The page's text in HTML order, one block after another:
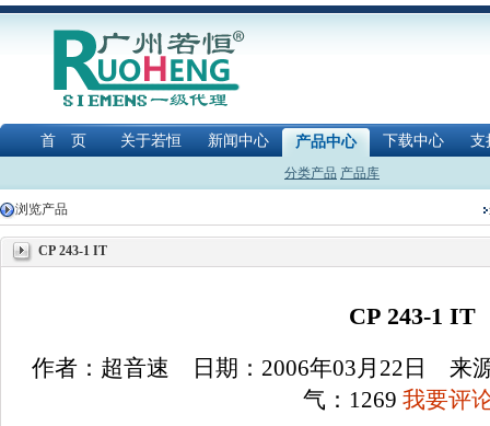
首 页 关于若恒 新闻中心 产品中心 下载中心 支
分类产品 产品库
浏览产品
CP 243-1 IT
CP 243-1 IT
作者：超音速 日期：2006年03月22日
气： 1269 我要评